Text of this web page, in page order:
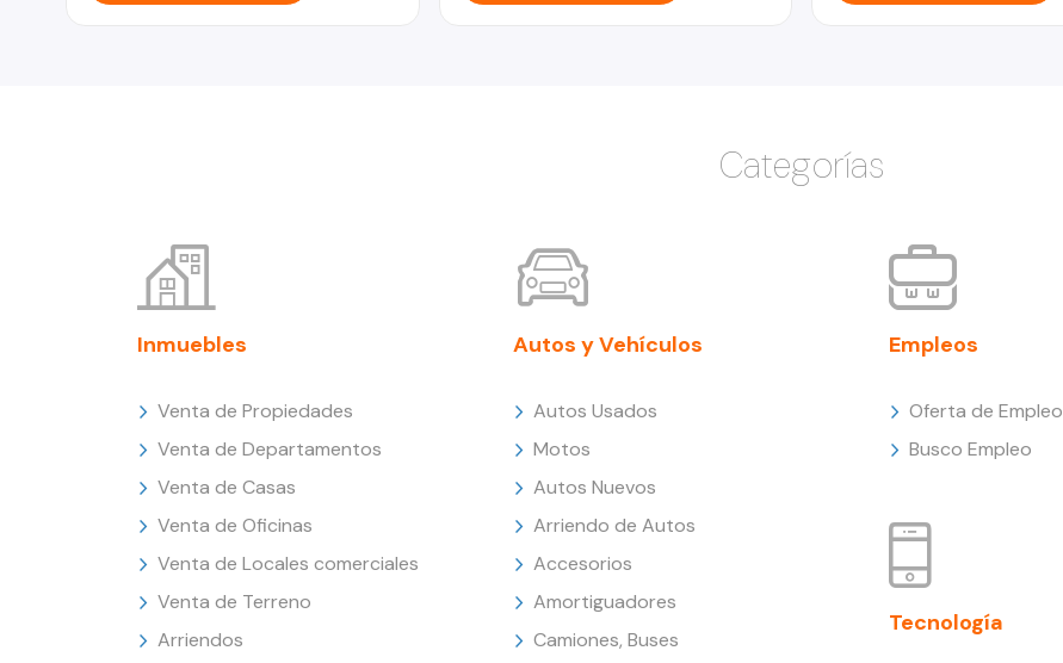
Categorías
Inmuebles
Venta de Propiedades
Venta de Departamentos
Venta de Casas
Venta de Oficinas
Venta de Locales comerciales
Venta de Terreno
Arriendos
Autos y Vehículos
Autos Usados
Motos
Autos Nuevos
Arriendo de Autos
Accesorios
Amortiguadores
Camiones, Buses
Empleos
Oferta de Empleo
Busco Empleo
Tecnología